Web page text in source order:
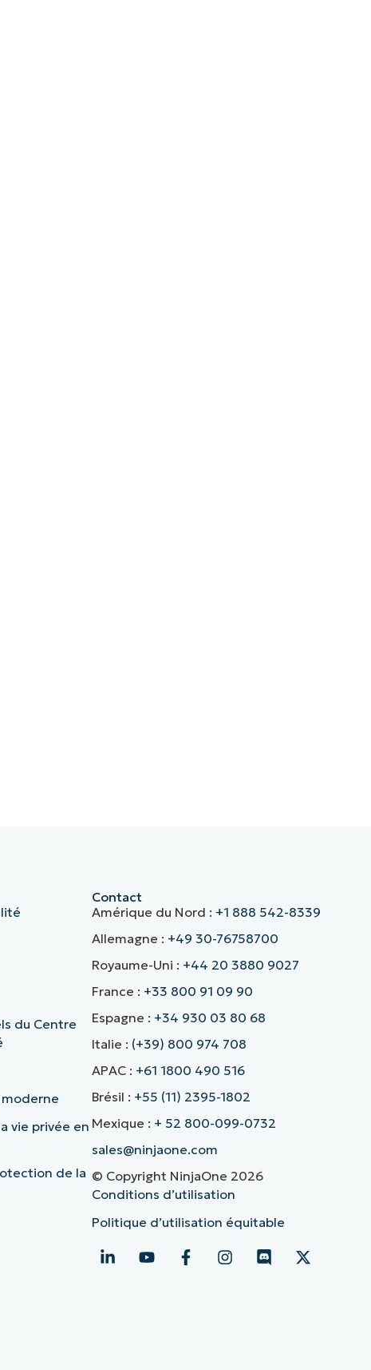
du Centre
moderne
vie privée en
de la
Contact
Amérique du Nord : +1 888 542-8339
Allemagne : +49 30-76758700
Royaume-Uni : +44 20 3880 9027
France : +33 800 91 09 90
Espagne : +34 930 03 80 68
Italie : (+39) 800 974 708
APAC : +61 1800 490 516
Brésil : +55 (11) 2395-1802
Mexique : + 52 800-099-0732
sales@ninjaone.com
© Copyright NinjaOne 2026
Conditions d’utilisation
Politique d’utilisation équitable